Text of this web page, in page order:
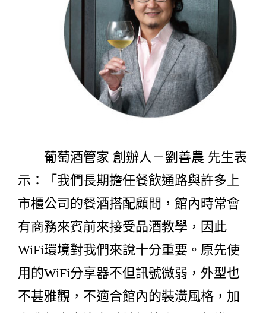
葡萄酒管家 創辦人－劉善農 先生表
示：「我們長期擔任餐飲通路與許多上
市櫃公司的餐酒搭配顧問，館內時常會
有商務來賓前來接受品酒教學，因此
WiFi環境對我們來說十分重要。原先使
用的WiFi分享器不但訊號微弱，外型也
不甚雅觀，不適合館內的裝潢風格，加